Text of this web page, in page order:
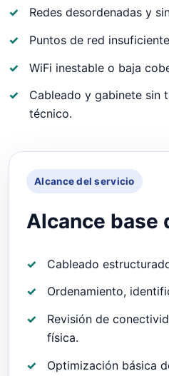
Redes desordenadas y
Puntos de red
WiFi inestable o baja
Cableado y gabinete sin
técnico.
Alcance del servicio
Alcance base
Cableado
Ordenamiento,
Revisión de
física.
Optimización básica